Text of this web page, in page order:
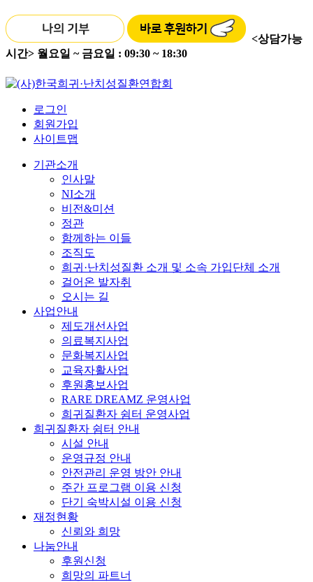
<상담가능
시간> 월요일 ~ 금요일 : 09:30 ~ 18:30
로그인
회원가입
사이트맵
기관소개
인사말
NI소개
비전&미션
정관
함께하는 이들
조직도
희귀·난치성질환 소개 및 소속 가입단체 소개
걸어온 발자취
오시는 길
사업안내
제도개선사업
의료복지사업
문화복지사업
교육자활사업
후원홍보사업
RARE DREAMZ 운영사업
희귀질환자 쉼터 운영사업
희귀질환자 쉼터 안내
시설 안내
운영규정 안내
안전관리 운영 방안 안내
주간 프로그램 이용 신청
단기 숙박시설 이용 신청
재정현황
신뢰와 희망
나눔안내
후원신청
희망의 파트너